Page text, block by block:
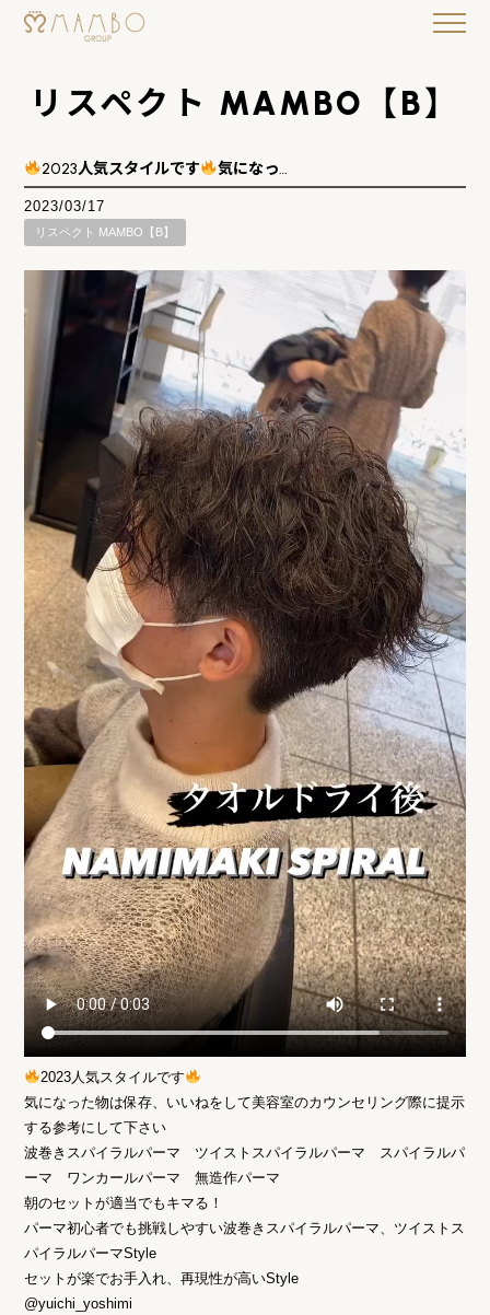
リスペクト MAMBO【B】
2023人気スタイルです 気になっ…
2023/03/17
リスペクト MAMBO【B】
2023人気スタイルです
気になった物は保存、いいねをして美容室のカウンセリング際に提示
する参考にして下さい
波巻きスパイラルパーマ ツイストスパイラルパーマ スパイラルパ
ーマ ワンカールパーマ 無造作パーマ
朝のセットが適当でもキマる！
パーマ初心者でも挑戦しやすい波巻きスパイラルパーマ、ツイストス
パイラルパーマStyle
セットが楽でお手入れ、再現性が高いStyle
@yuichi_yoshimi